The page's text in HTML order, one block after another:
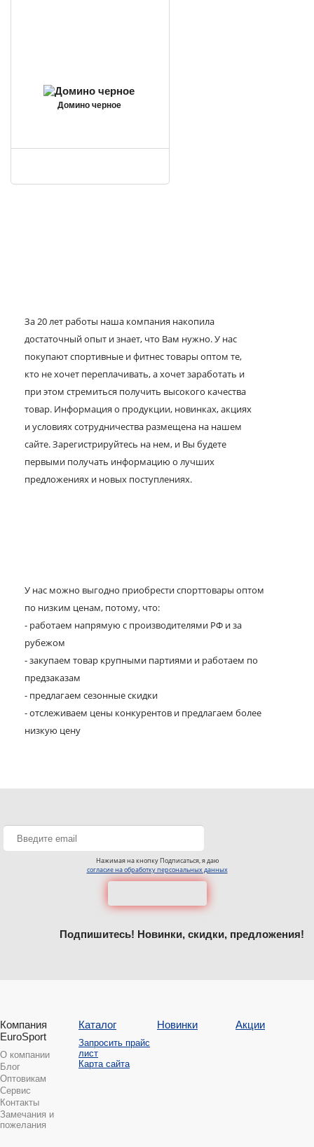
Домино черное
За 20 лет работы наша компания накопила
достаточный опыт и знает, что Вам нужно. У нас
покупают спортивные и фитнес товары оптом те,
кто не хочет переплачивать, а хочет заработать и
при этом стремиться получить высокого качества
товар. Информация о продукции, новинках, акциях
и условиях сотрудничества размещена на нашем
сайте. Зарегистрируйтесь на нем, и Вы будете
первыми получать информацию о лучших
предложениях и новых поступлениях.
У нас можно выгодно приобрести спорттовары оптом
по низким ценам, потому, что:
- работаем напрямую с производителями РФ и за
рубежом
- закупаем товар крупными партиями и работаем по
предзаказам
- предлагаем сезонные скидки
- отслеживаем цены конкурентов и предлагаем более
низкую цену
Нажимая на кнопку Подписаться, я даю
согласие на обработку персональных данных
Подпишитесь! Новинки, скидки, предложения!
Компания
EuroSport
О компании
Блог
Оптовикам
Сервис
Контакты
Замечания и
пожелания
Каталог
Запросить прайс
лист
Карта сайта
Новинки Акции